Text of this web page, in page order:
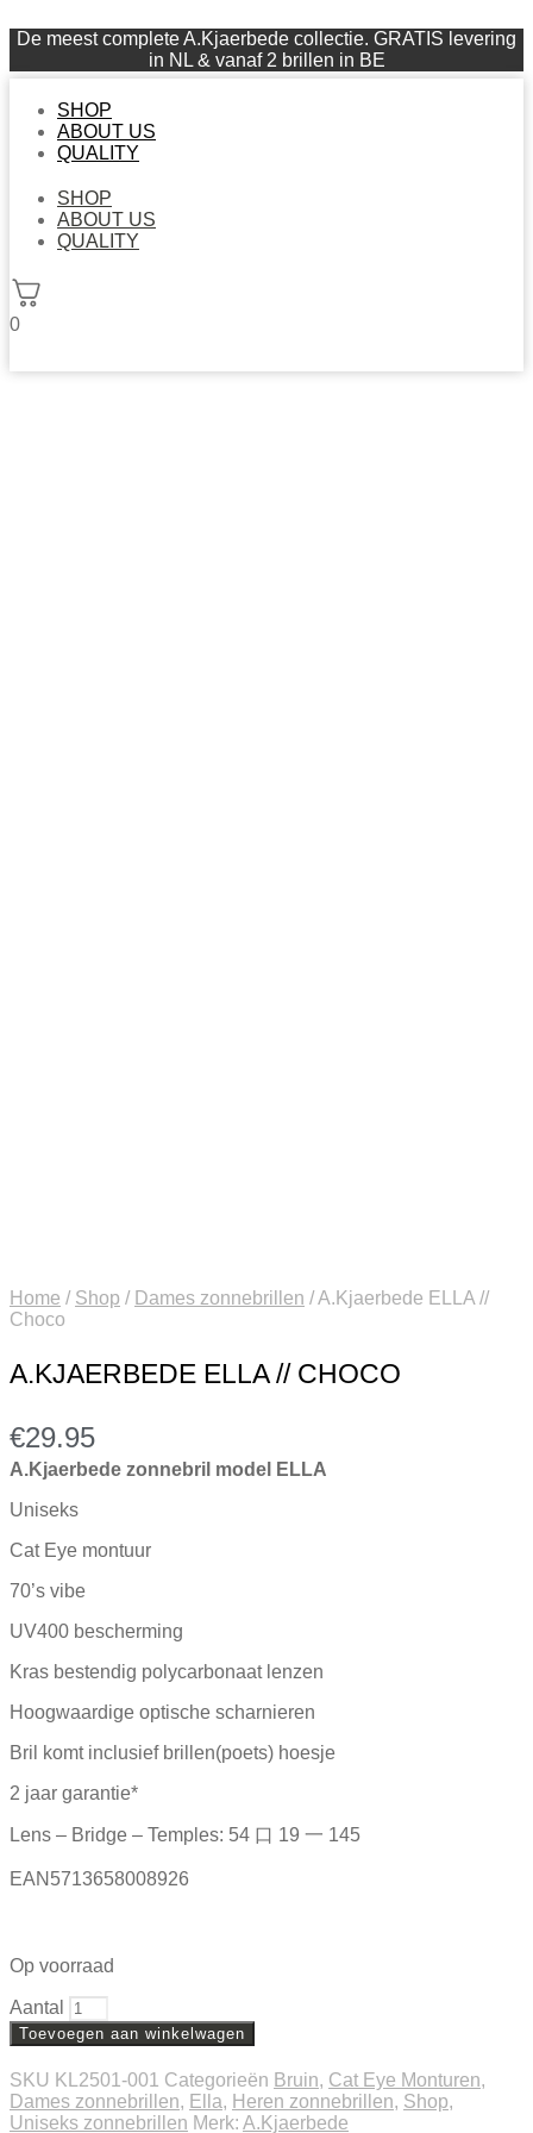
De meest complete A.Kjaerbede collectie. GRATIS levering
in NL & vanaf 2 brillen in BE
SHOP
ABOUT US
QUALITY
SHOP
ABOUT US
QUALITY
0
Home / Shop / Dames zonnebrillen /A.Kjaerbede ELLA //
Choco
A.KJAERBEDE ELLA // CHOCO
€29.95
A.Kjaerbede zonnebril model ELLA
Uniseks
Cat Eye montuur
70’s vibe
UV400 bescherming
Kras bestendig polycarbonaat lenzen
Hoogwaardige optische scharnieren
Bril komt inclusief brillen(poets) hoesje
2 jaar garantie*
Lens – Bridge – Temples: 54 口 19 一 145
EAN5713658008926
Op voorraad
Aantal
Toevoegen aan winkelwagen
SKU KL2501-001 Categorieën Bruin, Cat Eye Monturen,
Dames zonnebrillen, Ella, Heren zonnebrillen, Shop,
Uniseks zonnebrillen Merk: A.Kjaerbede